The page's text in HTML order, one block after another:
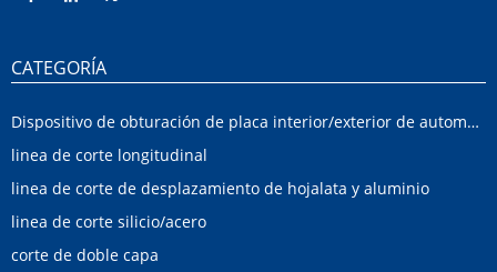
CATEGORÍA
Dispositivo de obturación de placa interior/exterior de automóvil
linea de corte longitudinal
linea de corte de desplazamiento de hojalata y aluminio
linea de corte silicio/acero
corte de doble capa